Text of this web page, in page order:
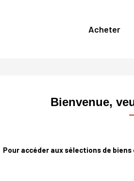
Acheter
Bienvenue,
Pour accéder aux sélections de